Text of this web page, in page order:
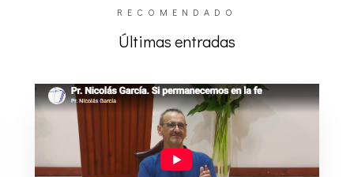
RECOMENDADO
Últimas entradas